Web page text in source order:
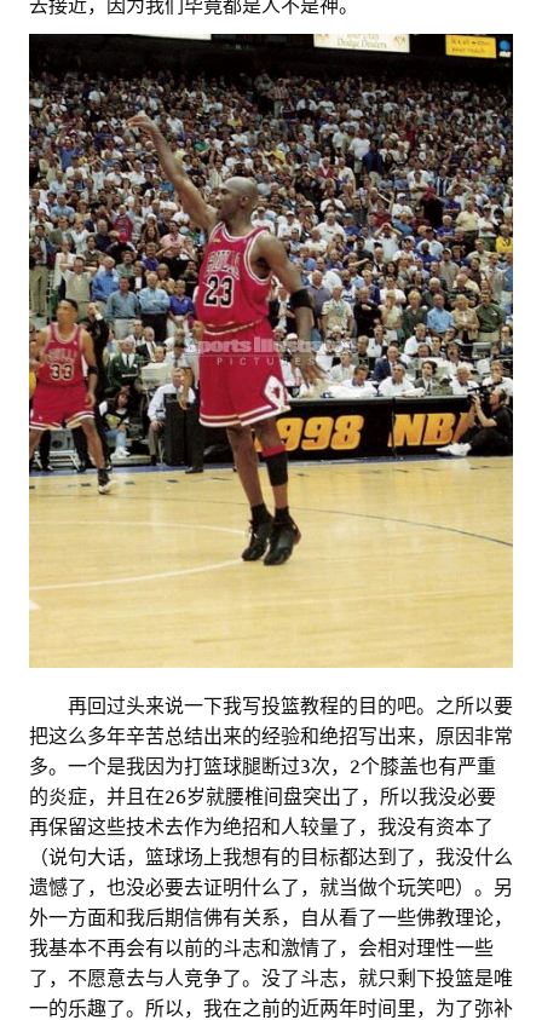
再回过头来说一下我写投篮教程的目的吧。之所以要
把这么多年辛苦总结出来的经验和绝招写出来，原因非常
多。一个是我因为打篮球腿断过3次，2个膝盖也有严重
的炎症，并且在26岁就腰椎间盘突出了，所以我没必要
再保留这些技术去作为绝招和人较量了，我没有资本了
（说句大话，篮球场上我想有的目标都达到了，我没什么
遗憾了，也没必要去证明什么了，就当做个玩笑吧）。另
外一方面和我后期信佛有关系，自从看了一些佛教理论，
我基本不再会有以前的斗志和激情了，会相对理性一些
了，不愿意去与人竞争了。没了斗志，就只剩下投篮是唯
一的乐趣了。所以，我在之前的近两年时间里，为了弥补